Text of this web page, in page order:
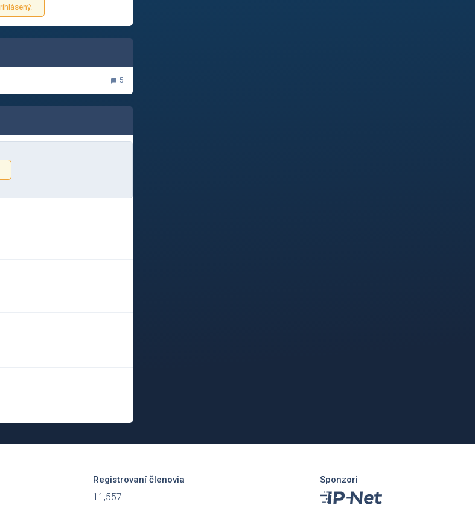
5
Registrovaní členovia
11,557
Sponzori